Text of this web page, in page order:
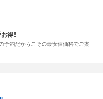
お得!!
約だからこその最安値価格でご案